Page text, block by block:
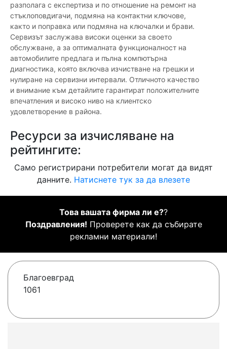
разполага с експертиза и по отношение на ремонт на
стъклоповдигачи, подмяна на контактни ключове,
както и поправка или подмяна на ключалки и брави.
Сервизът заслужава високи оценки за своето
обслужване, а за оптималната функционалност на
автомобилите предлага и пълна компютърна
диагностика, която включва изчистване на грешки и
нулиране на сервизни интервали. Отличното качество
и внимание към детайлите гарантират положителните
впечатления и високо ниво на клиентско
удовлетворение в района.
Ресурси за изчисляване на
рейтингите:
Само регистрирани потребители могат да видят
данните. Натиснете тук за да влезете
Това вашата фирма ли е??
Поздравления! Проверете как да събирате
рекламни материали!
Благоевград
1061